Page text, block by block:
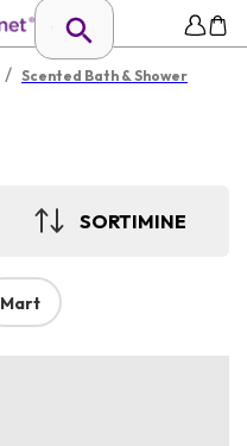
/ Scented Bath & Shower
SORTIMINE
Mart